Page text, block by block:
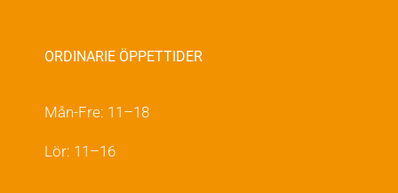
ORDINARIE ÖPPETTIDER
Mån-Fre: 11–18
Lör: 11–16